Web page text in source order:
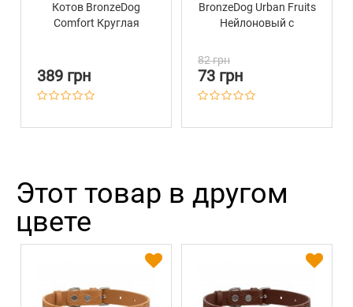
Котов BronzeDog
Comfort Круглая
389 грн
BronzeDog Urban Fruits
Нейлоновый с
Колокольчиком
82 грн
73 грн
Этот товар в другом
цвете